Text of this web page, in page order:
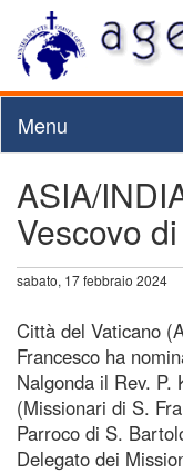
Menu
ASIA/
Vescovo
sabato, 17 febbraio 2024
Città del Vaticano
Francesco ha
Nalgonda il Rev. P.
(Missionari di S.
Parroco di S.
Delegato dei